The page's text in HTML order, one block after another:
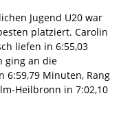
Jugend U20 war
platziert. Carolin
liefen in 6:55,03
ging an die
6:59,79 Minuten, Rang
Heilbronn in 7:02,10